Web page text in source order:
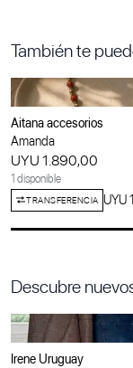
También te
Aitana accesorios
Amanda
UYU 1.890,00
1 disponible
TRANSFERENCIA UYU
Descubre
Irene Uruguay